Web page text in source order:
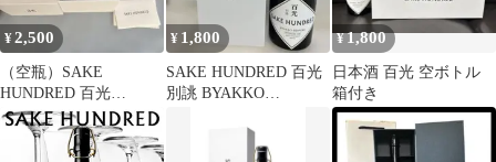
¥2,500
（空瓶）SAKE
HUNDRED 百光
BYAKKO 2022 日本酒
¥ 1,800
SAKE HUNDRED 百光
別誂 BYAKKO
¥1,800
日本酒 百光 空ボトル
箱付き